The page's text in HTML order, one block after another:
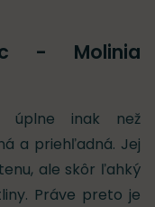
- Molinia
úplne inak než
a priehľadná. Jej
ale skôr ľahký
Práve preto je